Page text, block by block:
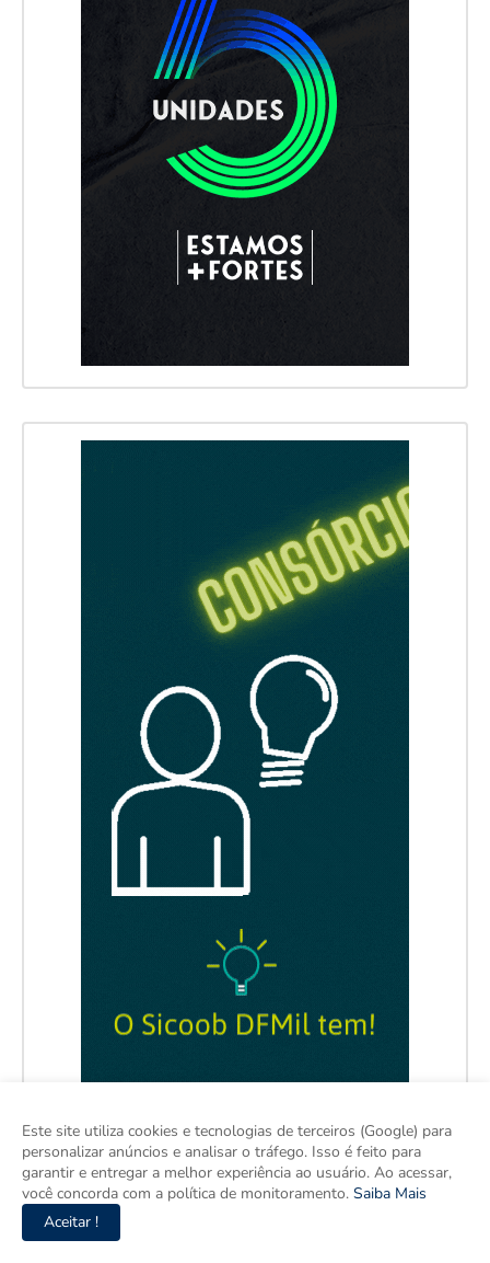
Este site utiliza cookies e tecnologias de terceiros (Google) para
personalizar anúncios e analisar o tráfego. Isso é feito para
garantir e entregar a melhor experiência ao usuário. Ao acessar,
você concorda com a política de monitoramento. Saiba Mais
Aceitar !